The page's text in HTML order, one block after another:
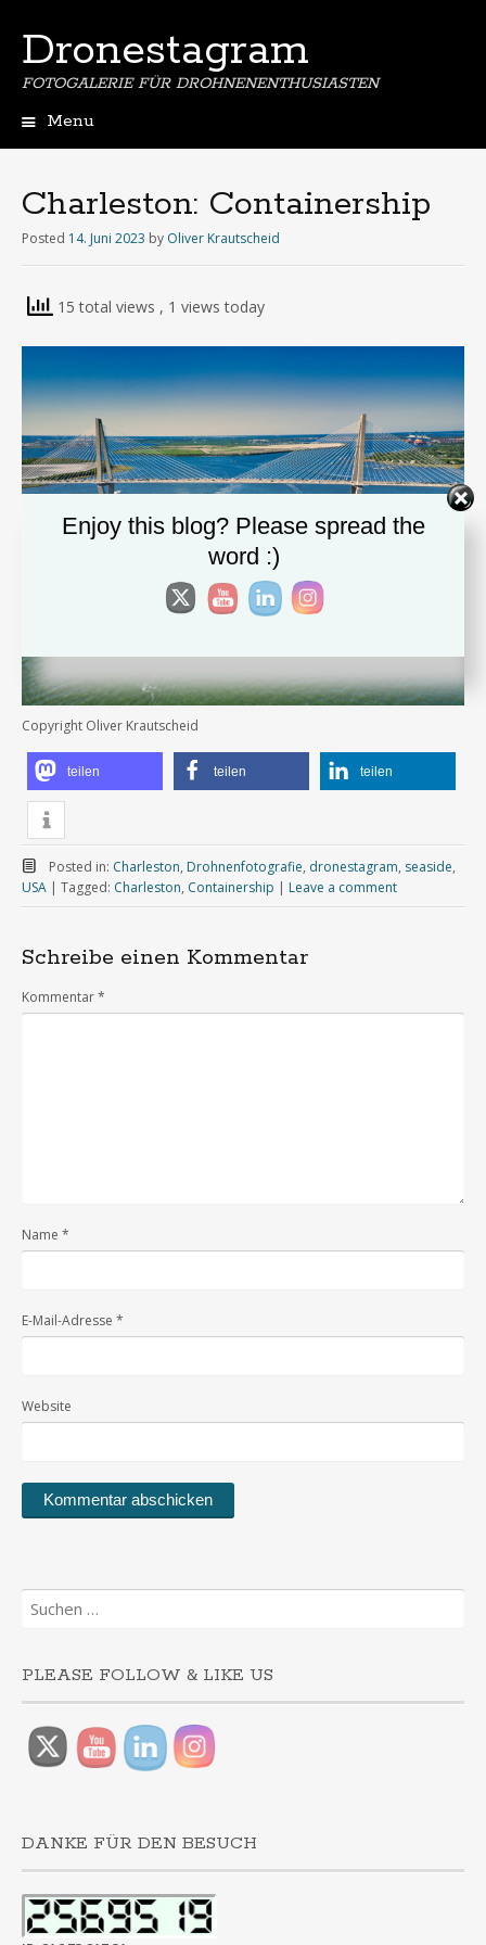
Dronestagram
FOTOGALERIE FÜR DROHNENENTHUSIASTEN
Menu
Charleston: Containership
Posted 14. Juni 2023 by Oliver Krautscheid
15 total views , 1 views today
Copyright Oliver Krautscheid
teilen teilen teilen
Posted in: Charleston, Drohnenfotografie, dronestagram, seaside,
USA | Tagged: Charleston, Containership | Leave a comment
Schreibe einen Kommentar
Kommentar*
Name *
E-Mail-Adresse *
Website
Suchen
nach:
PLEASE FOLLOW & LIKE US
DANKE FÜR DEN BESUCH
Enjoy this blog? Please spread the
word :)